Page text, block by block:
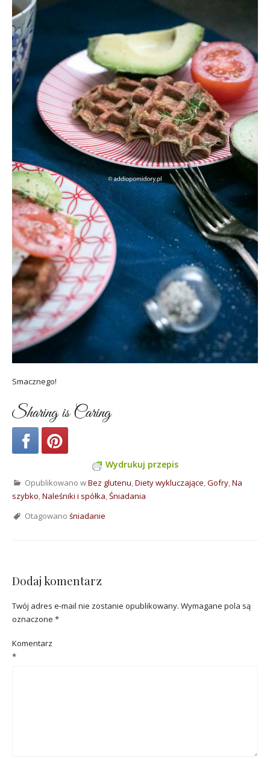
Smacznego!
Sharing is Caring
Wydrukuj przepis
Opublikowano wBez glutenu,Diety wykluczające,Gofry,Na
szybko,Naleśniki i spółka,Śniadania
Otagowano śniadanie
Dodaj komentarz
Twój adres e-mail nie zostanie opublikowany. Wymagane pola są
oznaczone *
Komentarz
*